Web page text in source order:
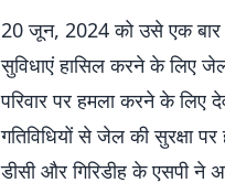
20 जून, 2024 को उसे एक बार
सुविधाएं हासिल करने के लिए
परिवार पर हमला करने के लिए
गतिविधियों से जेल की सुरक्षा
डीसी और गिरिडीह के एसपी ने